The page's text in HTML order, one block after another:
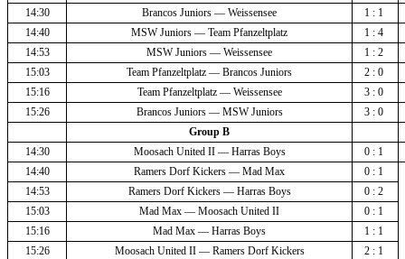
14:30
Brancos Juniors — Weissensee
1 : 1
14:40
MSW Juniors — Team Pfanzeltplatz
1 : 4
14:53
MSW Juniors — Weissensee
1 : 2
15:03
Team Pfanzeltplatz — Brancos Juniors
2 : 0
15:16
Team Pfanzeltplatz — Weissensee
3 : 0
15:26
Brancos Juniors — MSW Juniors
3 : 0
Group B
14:30
Moosach United II — Harras Boys
0 : 1
14:40
Ramers Dorf Kickers — Mad Max
0 : 1
14:53
Ramers Dorf Kickers — Harras Boys
0 : 2
15:03
Mad Max — Moosach United II
0 : 1
15:16
Mad Max — Harras Boys
1 : 1
15:26
Moosach United II — Ramers Dorf Kickers 2 : 1